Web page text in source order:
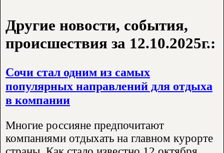
Другие новости, события,
происшествия за 12.10.2025г.:
Сочи стал одним из самых
популярных направлений для отдыха
в компании
Многие россияне предпочитают
компаниями отдыхать на главном курорте